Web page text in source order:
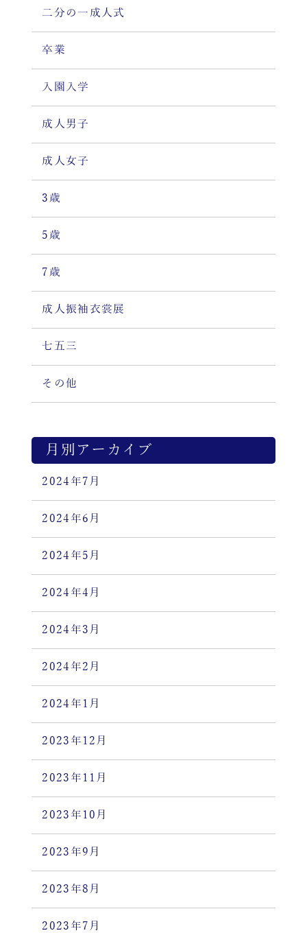
二分の一成人式
卒業
入園入学
成人男子
成人女子
3歳
5歳
7歳
成人振袖衣裳展
七五三
その他
月別アーカイブ
2024年7月
2024年6月
2024年5月
2024年4月
2024年3月
2024年2月
2024年1月
2023年12月
2023年11月
2023年10月
2023年9月
2023年8月
2023年7月